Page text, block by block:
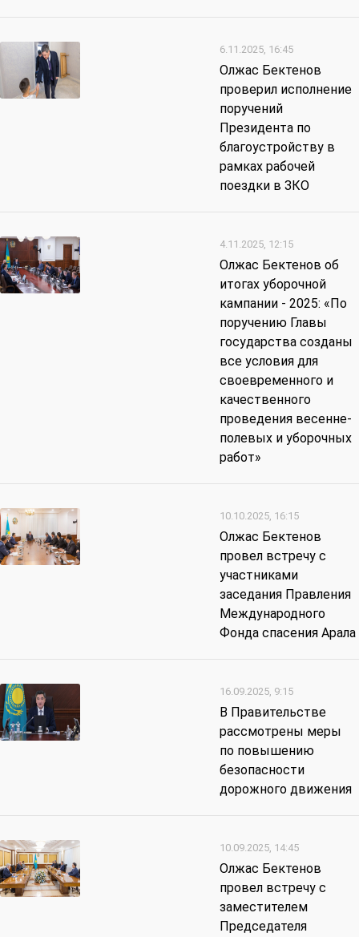
6.11.2025, 16:45
Олжас Бектенов
проверил исполнение
поручений
Президента по
благоустройству в
рамках рабочей
поездки в ЗКО
4.11.2025, 12:15
Олжас Бектенов об
итогах уборочной
кампании - 2025: «По
поручению Главы
государства созданы
все условия для
своевременного и
качественного
проведения весенне-
полевых и уборочных
работ»
10.10.2025, 16:15
Олжас Бектенов
провел встречу с
участниками
заседания Правления
Международного
Фонда спасения Арала
16.09.2025, 9:15
В Правительстве
рассмотрены меры
по повышению
безопасности
дорожного движения
10.09.2025, 14:45
Олжас Бектенов
провел встречу с
заместителем
Председателя